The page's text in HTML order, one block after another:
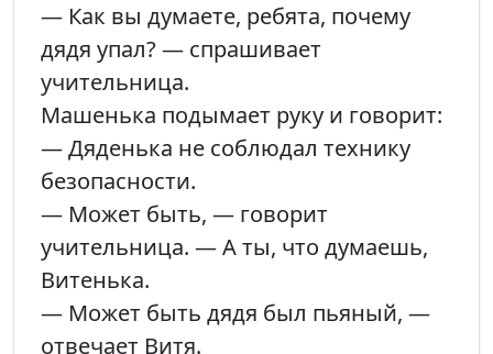
— Как вы думаете, ребята, почему
дядя упал? — спрашивает
учительница.
Машенька подымает руку и говорит:
— Дяденька не соблюдал технику
безопасности.
— Может быть, — говорит
учительница. — А ты, что думаешь,
Витенька.
— Может быть дядя был пьяный, —
отвечает Витя.